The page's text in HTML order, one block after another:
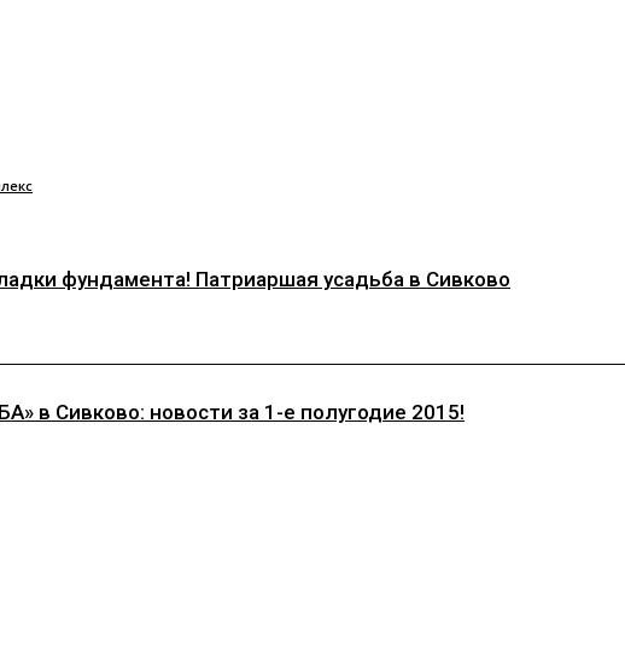
фундамента! Патриаршая усадьба в Сивково
в Сивково: новости за 1-е полугодие 2015!